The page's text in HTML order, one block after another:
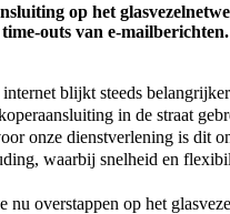
op het
outs van e-
blijkt steeds
in de straat
onze dienstverlening is dit
waarbij snelheid en
nu overstappen op het